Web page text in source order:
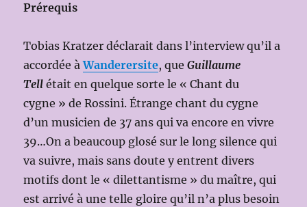
Prérequis
Tobias Kratzer déclarait dans l’interview qu’il a
accordée àWanderersite, queGuillaume
Tell était en quelque sorte le « Chant du
cygne » de Rossini. Étrange chant du cygne
d’un musicien de 37 ans qui va encore en vivre
39…On a beaucoup glosé sur le long silence qui
va suivre, mais sans doute y entrent divers
motifs dont le « dilettantisme » du maître, qui
est arrivé à une telle gloire qu’il n’a plus besoin